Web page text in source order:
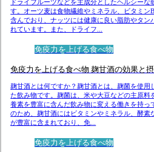
ドライフルーツなどを主成分としたヘルシーな
す。オーツ麦は食物繊維やミネラル、ビタミン
含んでおり、ナッツには健康に良い脂肪やタン
れています。また、ドライフ...
免疫力を上げる食べ物
免疫力を上げる食べ物 麹甘酒の効果と
麹甘酒とは何ですか？麹甘酒とは、麹菌を使用
た飲み物です。麹菌は、米や大豆などの主原料
養素を豊富に含んだ飲み物に変える働きを持っ
のため、麹甘酒にはビタミンやミネラル、酵素
が豊富に含まれており、免...
免疫力を上げる食べ物